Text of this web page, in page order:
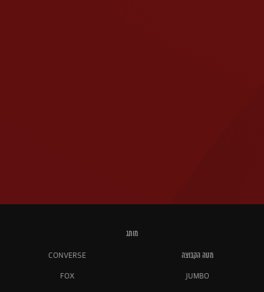
מותג
מטה הקבוצה CONVERSE
JUMBO
FOX